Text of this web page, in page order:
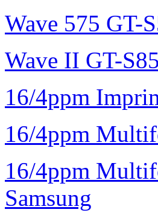
Wave 575 GT-
Wave II GT-
16/4ppm
16/4ppm
16/4ppm
Samsung